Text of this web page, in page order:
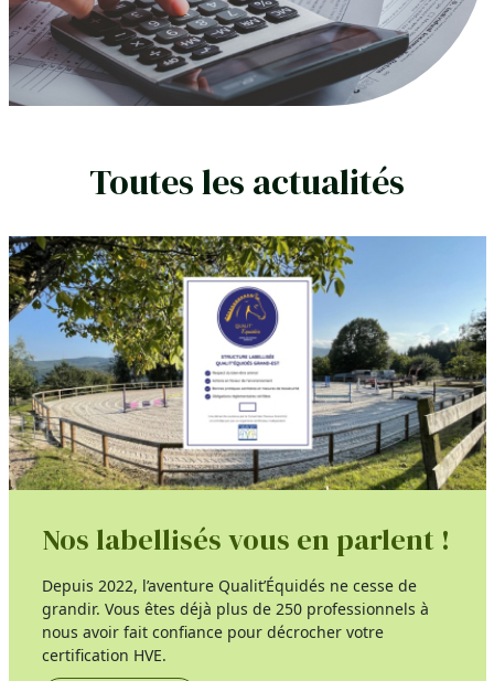
Toutes les actualités
Nos labellisés vous en parlent !
Depuis 2022, l’aventure Qualit’Équidés ne cesse de
grandir. Vous êtes déjà plus de 250 professionnels à
nous avoir fait confiance pour décrocher votre
certification HVE.